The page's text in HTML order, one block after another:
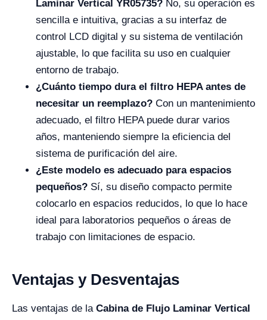
Laminar Vertical YR05735? No, su operación es
sencilla e intuitiva, gracias a su interfaz de
control LCD digital y su sistema de ventilación
ajustable, lo que facilita su uso en cualquier
entorno de trabajo.
¿Cuánto tiempo dura el filtro HEPA antes de
necesitar un reemplazo? Con un mantenimiento
adecuado, el filtro HEPA puede durar varios
años, manteniendo siempre la eficiencia del
sistema de purificación del aire.
¿Este modelo es adecuado para espacios
pequeños? Sí, su diseño compacto permite
colocarlo en espacios reducidos, lo que lo hace
ideal para laboratorios pequeños o áreas de
trabajo con limitaciones de espacio.
Ventajas y Desventajas
Las ventajas de la Cabina de Flujo Laminar Vertical